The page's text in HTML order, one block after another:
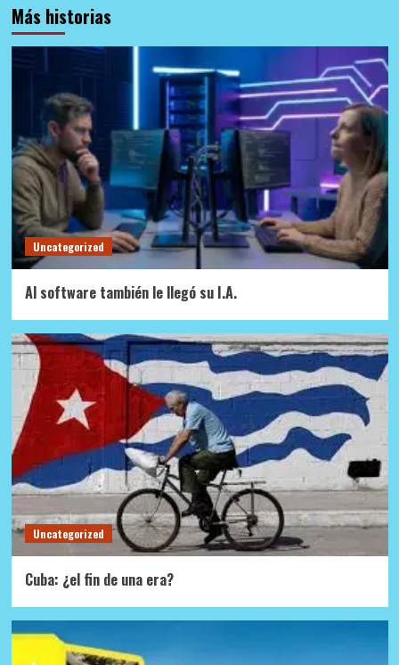
Más historias
Uncategorized
Al software también le llegó su I.A.
Uncategorized
Cuba: ¿el fin de una era?